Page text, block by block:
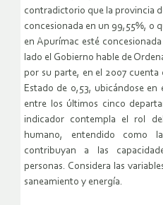
contradictorio que la provincia
concesionada en un 99,55%, o
en Apurímac esté
lado el Gobierno hable de
por su parte, en el 2007
Estado de 0,53, ubicándose en
entre los últimos cinco
indicador contempla el rol
humano, entendido como
contribuyan a las
personas. Considera las
saneamiento y energía.